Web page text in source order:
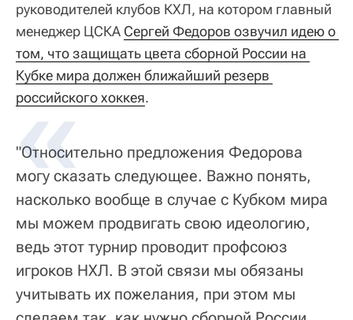
руководителей клубов КХЛ, на котором главный
менеджер ЦСКА Сергей Федоров озвучил идею о
том, что защищать цвета сборной России на
Кубке мира должен ближайший резерв
российского хоккея.
"Относительно предложения Федорова
могу сказать следующее. Важно понять,
насколько вообще в случае с Кубком мира
мы можем продвигать свою идеологию,
ведь этот турнир проводит профсоюз
игроков НХЛ. В этой связи мы обязаны
учитывать их пожелания, при этом мы